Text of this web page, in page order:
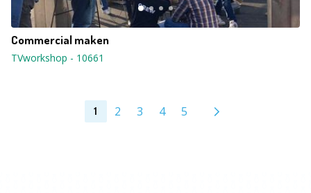
Commercial maken
TVworkshop - 10661
1 2 3 4 5